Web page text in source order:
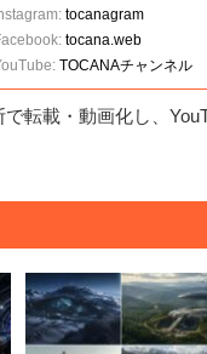
tocanagram
tocana.web
TOCANAチャンネル
転載・動画化し、